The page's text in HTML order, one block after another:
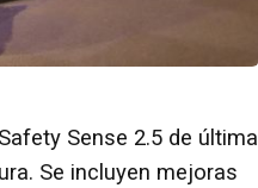
Sense 2.5 de última
Se incluyen mejoras